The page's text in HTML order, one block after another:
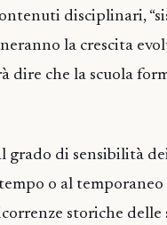
disciplinari,
la crescita
dire che la scuola
grado di sensibilità
o al
storiche delle